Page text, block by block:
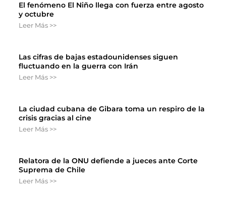
El fenómeno El Niño llega con fuerza entre agosto
y octubre
Leer Más >>
Las cifras de bajas estadounidenses siguen
fluctuando en la guerra con Irán
Leer Más >>
La ciudad cubana de Gibara toma un respiro de la
crisis gracias al cine
Leer Más >>
Relatora de la ONU defiende a jueces ante Corte
Suprema de Chile
Leer Más >>